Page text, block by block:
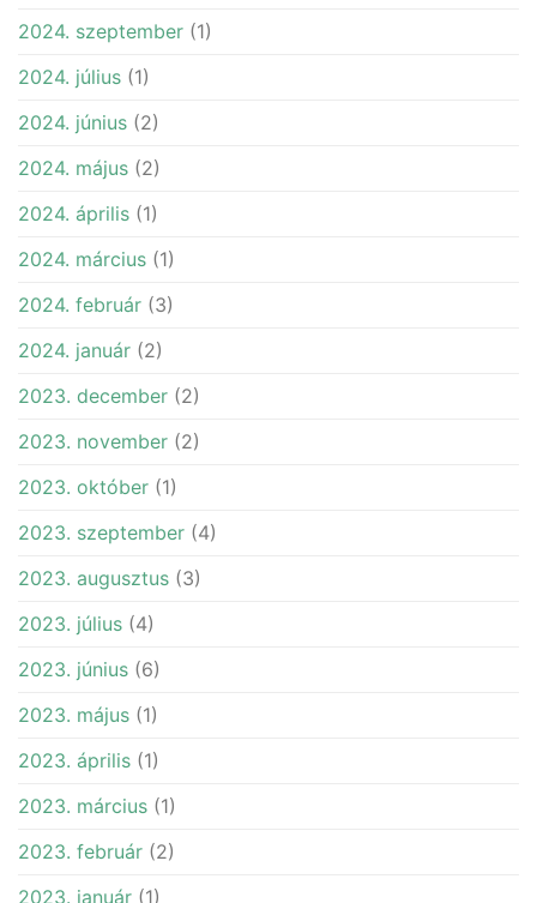
2024. szeptember (1)
2024. július (1)
2024. június (2)
2024. május (2)
2024. április (1)
2024. március (1)
2024. február (3)
2024. január (2)
2023. december (2)
2023. november (2)
2023. október (1)
2023. szeptember (4)
2023. augusztus (3)
2023. július (4)
2023. június (6)
2023. május (1)
2023. április (1)
2023. március (1)
2023. február (2)
2023. január (1)